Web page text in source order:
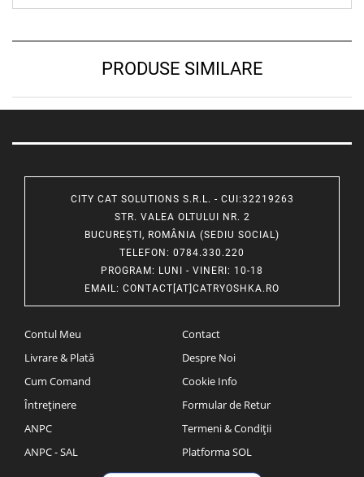
PRODUSE SIMILARE
CITY CAT SOLUTIONS S.R.L. - CUI:32219263
STR. VALEA OLTULUI NR. 2
BUCUREȘTI, ROMÂNIA (SEDIU SOCIAL)
TELEFON : 0784.330.220
PROGRAM: LUNI - VINERI: 10-18
EMAIL: CONTACT[AT]CATRYOSHKA.RO
Contul Meu
Livrare & Plată
Cum Comand
Întreținere
ANPC
ANPC - SAL
Contact
Despre Noi
Cookie Info
Formular de Retur
Termeni & Condiții
Platforma SOL